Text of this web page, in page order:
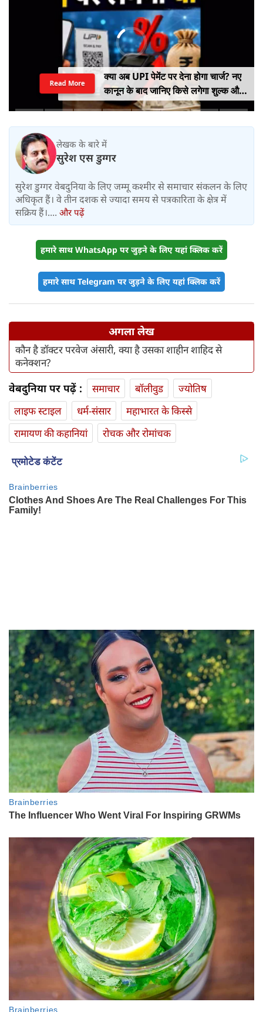
क्या अब UPI पेमेंट पर देना होगा चार्ज? नए
कानून के बाद जानिए किसे लगेगा शुल्क और
किसे नहीं
Read More
लेखक के बारे में
सुरेश एस डुग्गर
सुरेश डुग्गर वेबदुनिया के लिए जम्मू कश्मीर से समाचार संकलन के लिए
अधिकृत हैं। वे तीन दशक से ज्यादा समय से पत्रकारिता के क्षेत्र में
सक्रिय हैं।.... और पढ़ें
हमारे साथ WhatsApp पर जुड़ने के लिए यहां क्लिक करें
हमारे साथ Telegram पर जुड़ने के लिए यहां क्लिक करें
अगला लेख
कौन है डॉक्टर परवेज अंसारी, क्या है उसका शाहीन शाहिद से
कनेक्शन?
वेबदुनिया पर पढ़ें : समाचार बॉलीवुड
ज्योतिष
लाइफ स्‍टाइल
धर्म-संसार
महाभारत के किस्से
रामायण की कहानियां
रोचक और रोमांचक